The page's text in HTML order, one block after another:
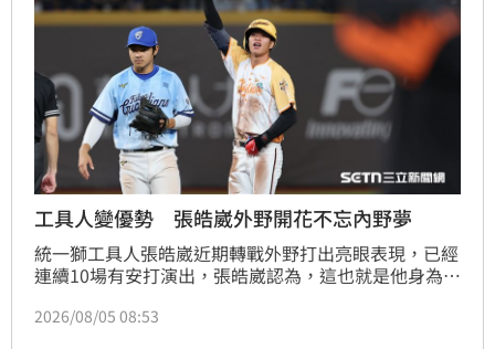
工具人變優勢 張皓崴外野開花不忘內野夢
統一獅工具人張皓崴近期轉戰外野打出亮眼表現，已經
連續10場有安打演出，張皓崴認為，這也就是他身為工
仍透露自己偏愛內野，在繼續扛好外野的同時，會繼續
2026/08/05 08:53